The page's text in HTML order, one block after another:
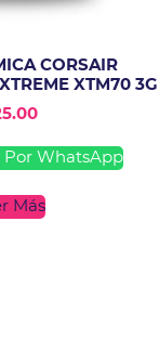
CORSAIR
XTM70 3G
Por WhatsApp
Más